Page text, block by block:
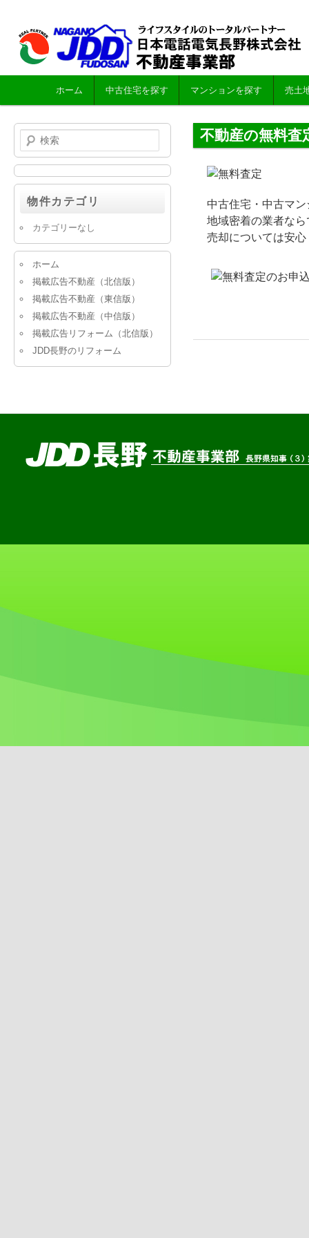
メ
イ
ン
コ
テ
ン
ツ
動
サ
ブ
コ
ン
ン
ツ
へ
ホーム 中古住宅を探す マンションを探す 売土
不動産の無料査
中古住宅・中古マ
地域密着の業者な
売却については安
検
索
物件カテゴリ
カテゴリーなし
ホーム
掲載広告不動産（北信版）
掲載広告不動産（東信版）
掲載広告不動産（中信版）
掲載広告リフォーム（北信版）
JDD長野のリフォーム